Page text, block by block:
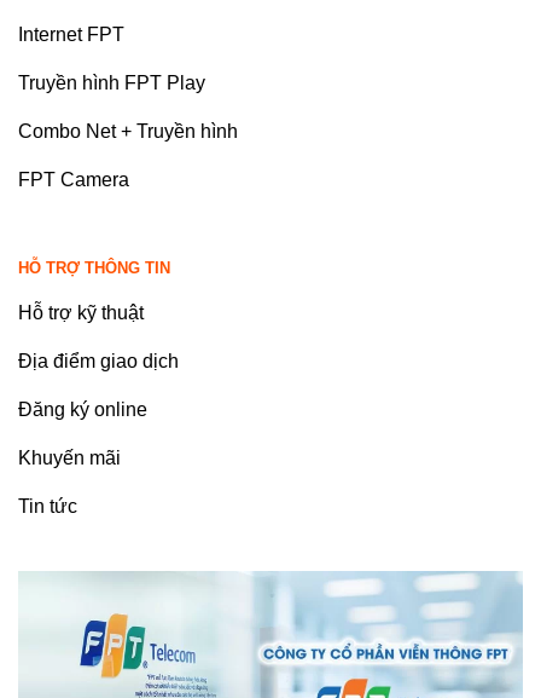
Internet FPT
Truyền hình FPT Play
Combo Net + Truyền hình
FPT Camera
HỖ TRỢ THÔNG TIN
Hỗ trợ kỹ thuật
Địa điểm giao dịch
Đăng ký online
Khuyến mãi
Tin tức